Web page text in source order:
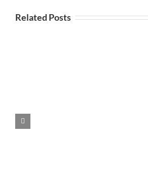
Related Posts